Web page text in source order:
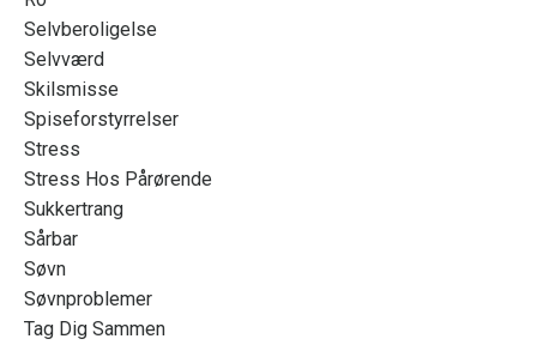
Selvberoligelse
Selvværd
Skilsmisse
Spiseforstyrrelser
Stress
Stress Hos Pårørende
Sukkertrang
Sårbar
Søvn
Søvnproblemer
Tag Dig Sammen